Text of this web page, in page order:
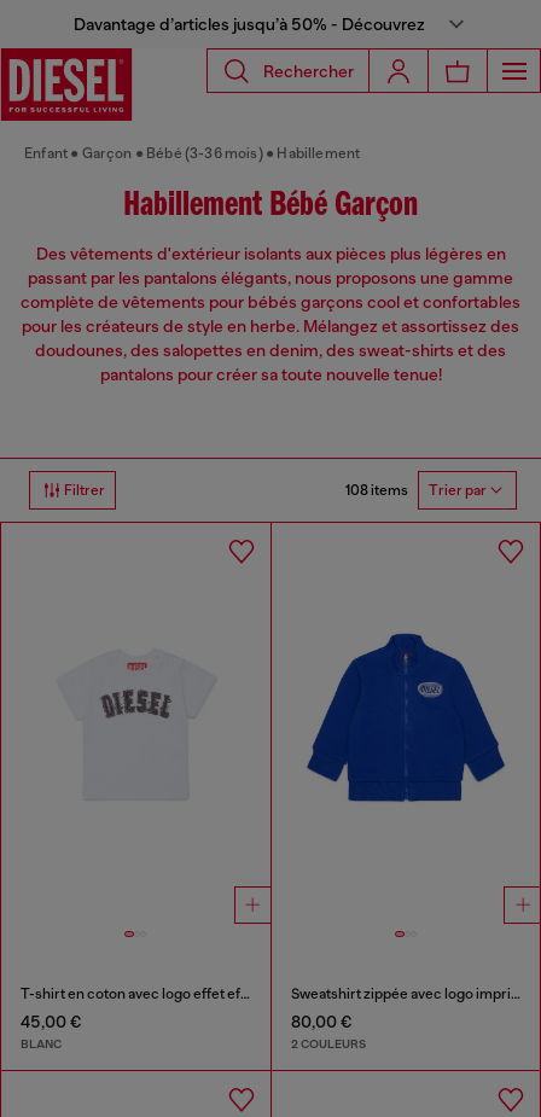
Davantage d’articles jusqu’à 50% - Découvrez
Rechercher
Enfant Garçon Bébé (3-36 mois) Habillement
Habillement Bébé Garçon
Des vêtements d'extérieur isolants aux pièces plus légères en
passant par les pantalons élégants, nous proposons une gamme
complète de vêtements pour bébés garçons cool et confortables
pour les créateurs de style en herbe. Mélangez et assortissez des
doudounes, des salopettes en denim, des sweat-shirts et des
pantalons pour créer sa toute nouvelle tenue!
Filtrer 108 items Trier par
T-shirt en coton avec logo effet effiloché
45,00 €
BLANC
Sweatshirt zippée avec logo imprimé
80,00 €
2 COULEURS